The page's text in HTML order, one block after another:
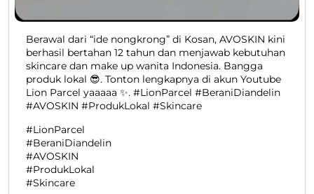
Berawal dari “ide nongkrong” di Kosan, AVOSKIN kini
berhasil bertahan 12 tahun dan menjawab kebutuhan
skincare dan make up wanita Indonesia. Bangga
produk lokal 😎. Tonton lengkapnya di akun Youtube
Lion Parcel yaaaaa ✨. #LionParcel #BeraniDiandelin
#AVOSKIN #ProdukLokal #Skincare
#LionParcel
#BeraniDiandelin
#AVOSKIN
#ProdukLokal
#Skincare